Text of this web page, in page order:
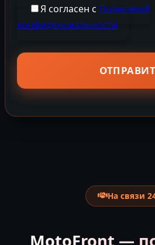
Я согласен с Политикой
конфиденциальности
На связи